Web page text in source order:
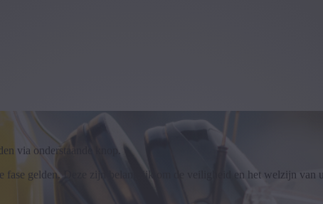
via onderstaande knop.
gelden. Deze zijn belangrijk om de veiligheid en het welzijn van